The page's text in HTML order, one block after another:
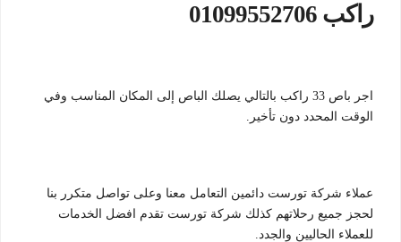
راكب 01099552706
اجر باص 33 راكب بالتالي يصلك الباص إلى المكان المناسب وفي
الوقت المحدد دون تأخير.
عملاء شركة تورست دائمين التعامل معنا وعلى تواصل متكرر بنا
لحجز جميع رحلاتهم كذلك شركة تورست تقدم افضل الخدمات
للعملاء الحاليين والجدد.